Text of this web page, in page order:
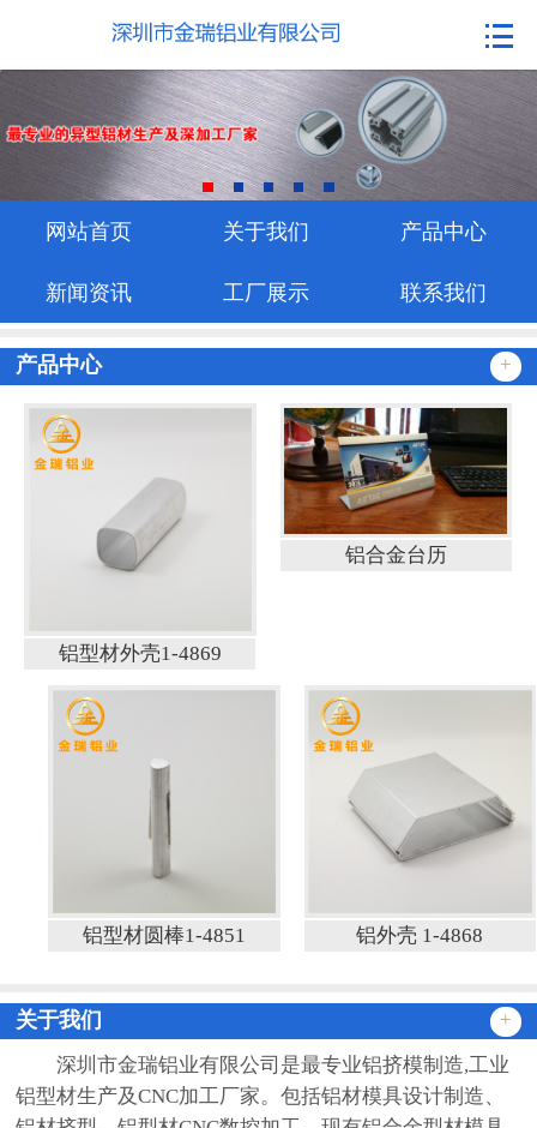
关于我们
产品中心
网站首页 关于我们 产品中心
新闻资讯 工厂展示 联系我们
产品中心 +
铝型材外壳1-4869
铝合金台历
铝型材圆棒1-4851 铝外壳 1-4868
关于我们 +
深圳市金瑞铝业有限公司是最专业铝挤模制造,工业
铝型材生产及CNC加工厂家。包括铝材模具设计制造、